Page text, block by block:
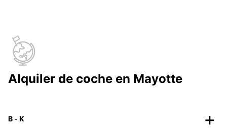
Alquiler de coche en Mayotte
B - K